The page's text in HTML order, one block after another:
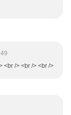
<br /> <br /> <br />